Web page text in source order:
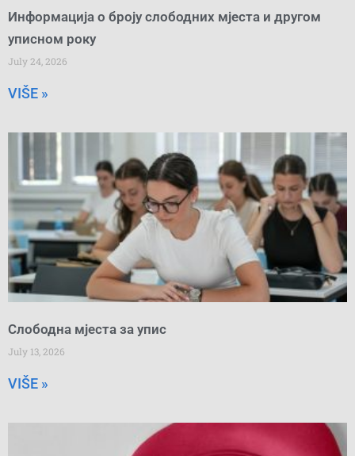
Информација о броју слободних мјеста и другом
уписном року
July 24, 2026
VIŠE »
Слободна мјеста за упис
July 13, 2026
VIŠE »